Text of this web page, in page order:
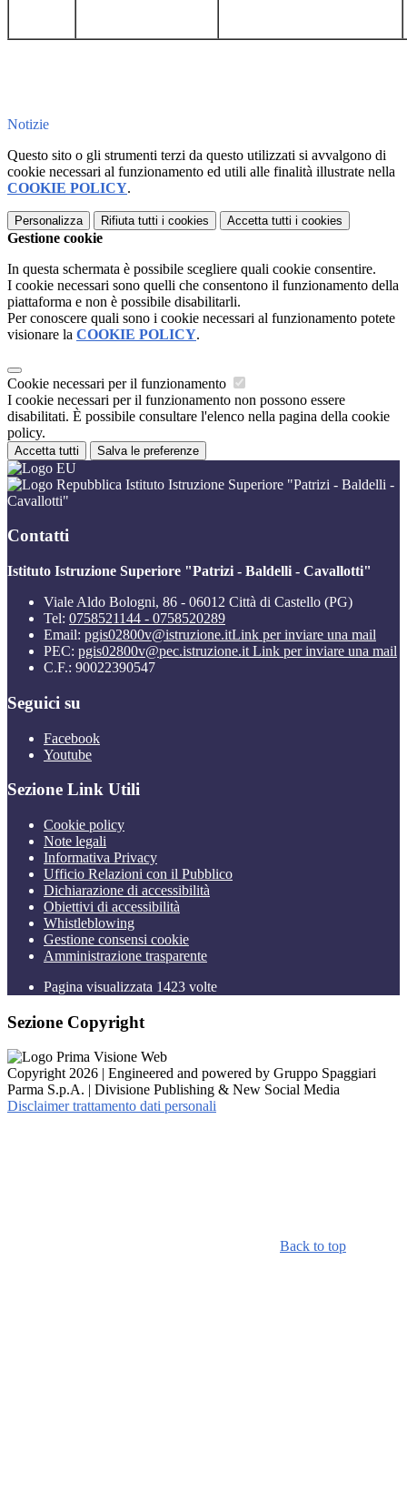
Notizie
Questo sito o gli strumenti terzi da questo utilizzati si avvalgono di
cookie necessari al funzionamento ed utili alle finalità illustrate nella
COOKIE POLICY.
Personalizza Rifiuta tutti i cookies Accetta tutti i cookies
Gestione cookie
In questa schermata è possibile scegliere quali cookie consentire.
I cookie necessari sono quelli che consentono il funzionamento della
piattaforma e non è possibile disabilitarli.
Per conoscere quali sono i cookie necessari al funzionamento potete
visionare la COOKIE POLICY.
Cookie necessari per il funzionamento
I cookie necessari per il funzionamento non possono essere
disabilitati. È possibile consultare l'elenco nella pagina della cookie
policy.
Accetta tutti Salva le preferenze
Istituto Istruzione Superiore "Patrizi - Baldelli -
Cavallotti"
Contatti
Istituto Istruzione Superiore "Patrizi - Baldelli - Cavallotti"
Viale Aldo Bologni, 86 - 06012 Città di Castello (PG)
Tel: 0758521144 - 0758520289
Email: pgis02800v@istruzione.itLink per inviare una mail
PEC: pgis02800v@pec.istruzione.it Link per inviare una mail
C.F.: 90022390547
Seguici su
Facebook
Youtube
Sezione Link Utili
Cookie policy
Note legali
Informativa Privacy
Ufficio Relazioni con il Pubblico
Dichiarazione di accessibilità
Obiettivi di accessibilità
Whistleblowing
Gestione consensi cookie
Amministrazione trasparente
Pagina visualizzata 1423 volte
Sezione Copyright
Copyright 2026 | Engineered and powered by Gruppo Spaggiari
Parma S.p.A. | Divisione Publishing & New Social Media
Disclaimer trattamento dati personali
Back to top